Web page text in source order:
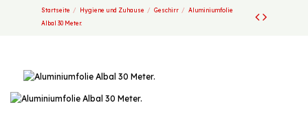
Startseite Hygiene und Zuhause Geschirr
Aluminiumfolie
Albal 30 Meter.